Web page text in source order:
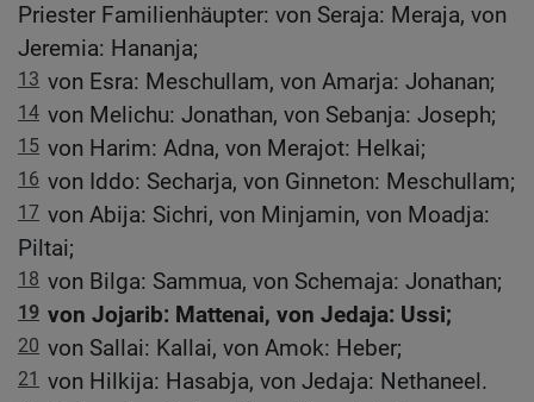
Priester Familienhäupter: von Seraja: Meraja, von
Jeremia: Hananja;
13 von Esra: Meschullam, von Amarja: Johanan;
14 von Melichu: Jonathan, von Sebanja: Joseph;
15 von Harim: Adna, von Merajot: Helkai;
16 von Iddo: Secharja, von Ginneton: Meschullam;
17 von Abija: Sichri, von Minjamin, von Moadja:
Piltai;
18 von Bilga: Sammua, von Schemaja: Jonathan;
19 von Jojarib: Mattenai, von Jedaja: Ussi;
20 von Sallai: Kallai, von Amok: Heber;
21 von Hilkija: Hasabja, von Jedaja: Nethaneel.